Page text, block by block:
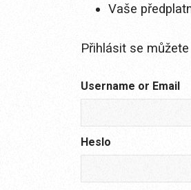
Vaše
Přihlásit se můžete
Username or Email
Heslo